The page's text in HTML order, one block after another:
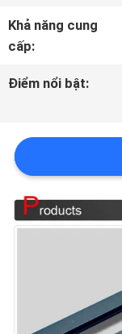
KIỂM
CHẤT
LƯỢNG
CHÚNG
Khả năng cung
cấp:
Điểm nổi bật: